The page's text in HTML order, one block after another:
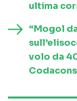
ultima
“Mogol
volo da